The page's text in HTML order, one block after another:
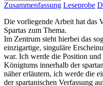
Zusammenfassung Leseprobe
Die vorliegende Arbeit hat das
Spartas zum Thema.
Im Zentrum steht hierbei das
einzigartige, singuläre
war. Ich werde die Position und
Königtums innerhalb der
näher erläutern, ich werde die
der spartanischen Verfassung